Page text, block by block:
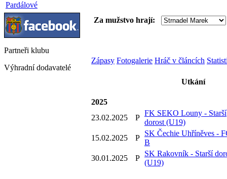
Pardálové
Partneři klubu
Výhradní dodavatelé
Za mužstvo hrají:
Zápasy Fotogalerie Hráč v článcích
Utkání
2025
23.02.2025
P
FK SEKO Louny - Starší
dorost (U19)
15.02.2025
P
SK Čechie Uhříněves -
B
30.01.2025
P
SK Rakovník - Starší
(U19)